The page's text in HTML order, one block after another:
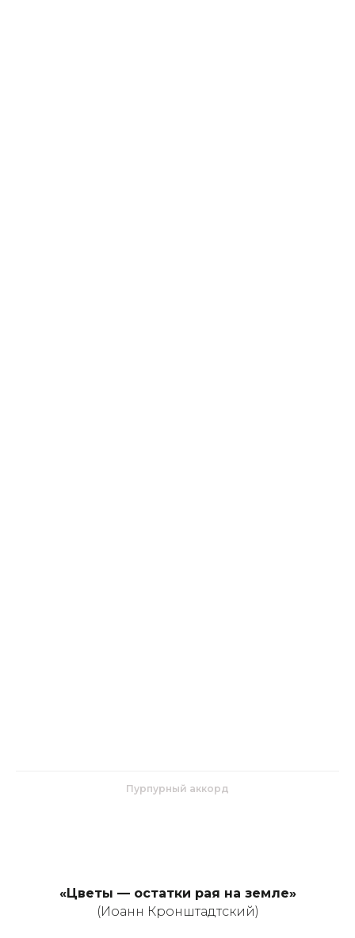
Пурпурный аккорд
«Цветы — остатки рая на земле»
(Иоанн Кронштадтский)